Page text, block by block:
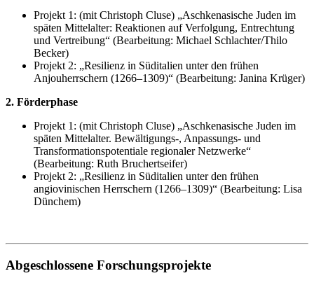
Projekt 1: (mit Christoph Cluse) „Aschkenasische Juden im
späten Mittelalter: Reaktionen auf Verfolgung, Entrechtung
und Vertreibung“ (Bearbeitung: Michael Schlachter/Thilo
Becker)
Projekt 2: „Resilienz in Süditalien unter den frühen
Anjouherrschern (1266–1309)“ (Bearbeitung: Janina Krüger)
2. Förderphase
Projekt 1: (mit Christoph Cluse) „Aschkenasische Juden im
späten Mittelalter. Bewältigungs-, Anpassungs- und
Transformationspotentiale regionaler Netzwerke“
(Bearbeitung: Ruth Bruchertseifer)
Projekt 2: „Resilienz in Süditalien unter den frühen
angiovinischen Herrschern (1266–1309)“ (Bearbeitung: Lisa
Dünchem)
Abgeschlossene Forschungsprojekte